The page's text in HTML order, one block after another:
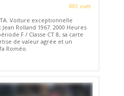
885 vues
Voiture exceptionnelle
Rolland 1967. 2000 Heures
F / Classe CT 8, sa carte
de valeur agrée et un
Roméo.